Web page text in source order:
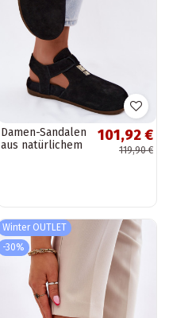
Damen-Sandalen
aus natürlichem
101,92 €
119,90 €
Winter OUTLET
-30%